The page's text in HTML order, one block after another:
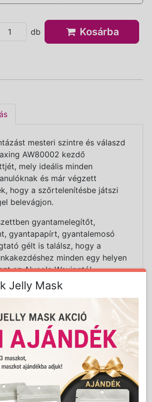
db Kosárba
mesteri szintre és válaszd
AW80002 kezdő
mely ideális minden
és már végzett
hogy a szőrtelenítésbe játszi
belevágjon.
gyantamelegítőt,
gyantapapírt, gyantalemosó
gélt is találsz, hogy a
minden egy helyen
az Alveola Waxingtól
minőség és
Alveola Waxing kezdő
ami a munka
szükséges
termékekkel a
teljes folyamata elvégezhető
4-6 hétig tartó hatékonyságát
Jelly Mask